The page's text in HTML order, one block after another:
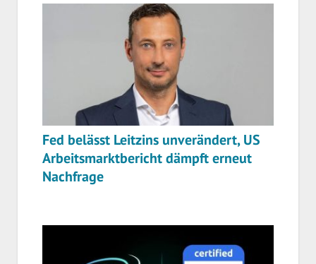
Fed belässt Leitzins unverändert, US
Arbeitsmarktbericht dämpft erneut
Nachfrage